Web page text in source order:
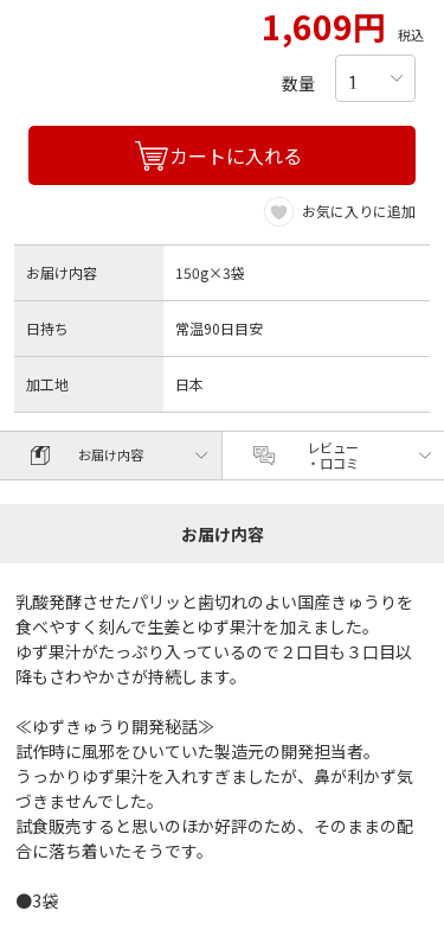
1,609円 税込
数量
カートに入れる
お気に入りに追加
お届け内容 150g×3袋
日持ち 常温90日目安
加工地 日本
お届け内容
レビュー
・口コミ
お届け内容
乳酸発酵させたパリッと歯切れのよい国産きゅうりを
食べやすく刻んで生姜とゆず果汁を加えました。
ゆず果汁がたっぷり入っているので２口目も３口目以
降もさわやかさが持続します。
≪ゆずきゅうり開発秘話≫
試作時に風邪をひいていた製造元の開発担当者。
うっかりゆず果汁を入れすぎましたが、鼻が利かず気
づきませんでした。
試食販売すると思いのほか好評のため、そのままの配
合に落ち着いたそうです。
●3袋